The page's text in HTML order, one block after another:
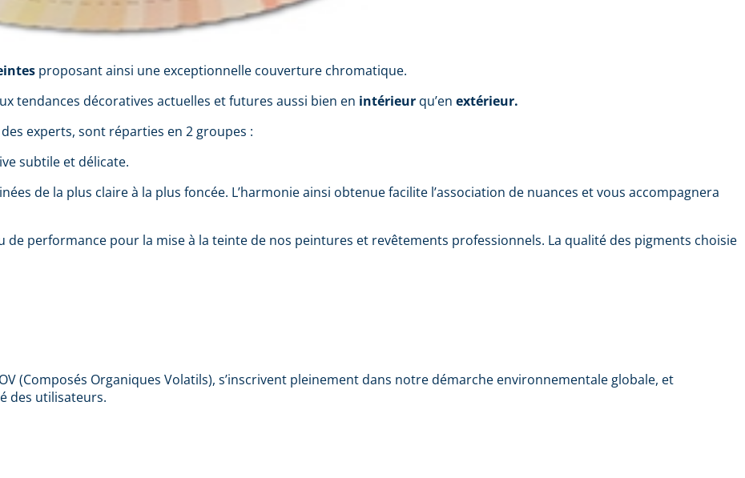
proposant ainsi une exceptionnelle couverture chromatique.
tendances décoratives actuelles et futures aussi bien en intérieur qu’en extérieur.
experts, sont réparties en 2 groupes :
subtile et délicate.
de la plus claire à la plus foncée. L’harmonie ainsi obtenue facilite l’association de nuances et vous accompagnera
performance pour la mise à la teinte de nos peintures et revêtements professionnels. La qualité des pigments choisie
(Composés Organiques Volatils), s’inscrivent pleinement dans notre démarche environnementale globale, et
des utilisateurs.